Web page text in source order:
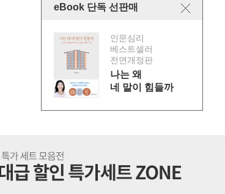
eBook 단독 선판매
인문심리
베스트셀러
전면개정판
나는 왜
네 말이 힘들까